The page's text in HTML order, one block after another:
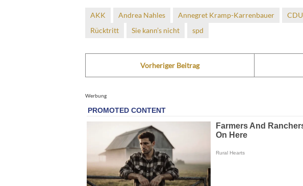
AKK Andrea Nahles Annegret Kramp-Karrenbauer CDU
Rücktritt
Sie kann’s nicht spd
Vorheriger Beitrag
Werbung